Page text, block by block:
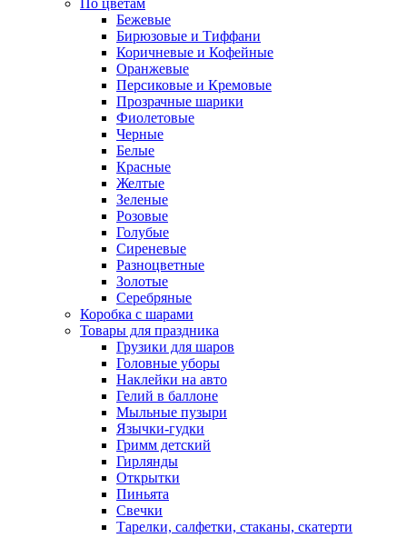
По цветам
Бежевые
Бирюзовые и Тиффани
Коричневые и Кофейные
Оранжевые
Персиковые и Кремовые
Прозрачные шарики
Фиолетовые
Черные
Белые
Красные
Желтые
Зеленые
Розовые
Голубые
Сиреневые
Разноцветные
Золотые
Серебряные
Коробка с шарами
Товары для праздника
Грузики для шаров
Головные уборы
Наклейки на авто
Гелий в баллоне
Мыльные пузыри
Язычки-гудки
Гримм детский
Гирлянды
Открытки
Пиньята
Свечки
Тарелки, салфетки, стаканы, скатерти